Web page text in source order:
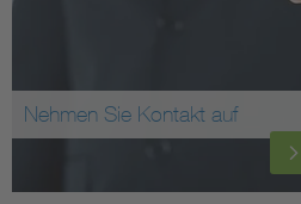
Nehmen Sie Kontakt auf